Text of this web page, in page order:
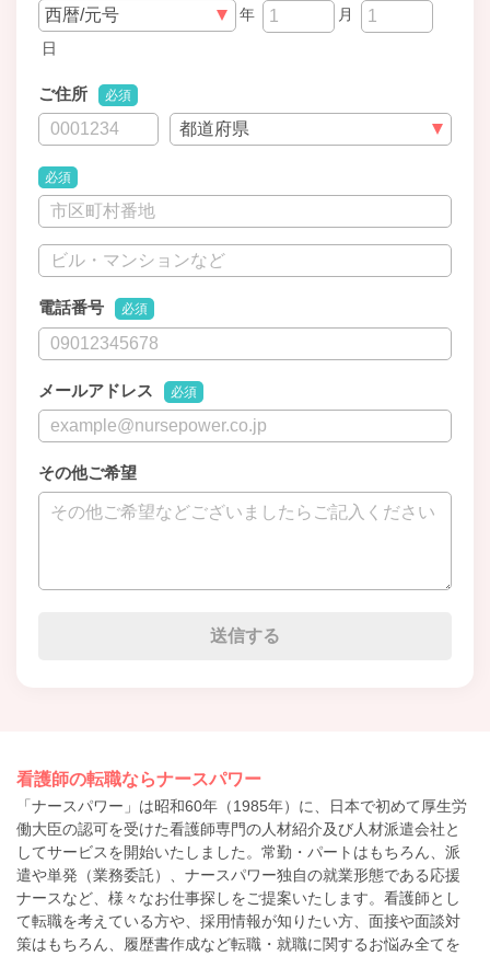
年
月
日
ご住所 必須
必須
電話番号 必須
メールアドレス 必須
その他ご希望
看護師の転職ならナースパワー
「ナースパワー」は昭和60年（1985年）に、日本で初めて厚生労
働大臣の認可を受けた看護師専門の人材紹介及び人材派遣会社と
してサービスを開始いたしました。常勤・パートはもちろん、派
遣や単発（業務委託）、ナースパワー独自の就業形態である応援
ナースなど、様々なお仕事探しをご提案いたします。看護師とし
て転職を考えている方や、採用情報が知りたい方、面接や面談対
策はもちろん、履歴書作成など転職・就職に関するお悩み全てを